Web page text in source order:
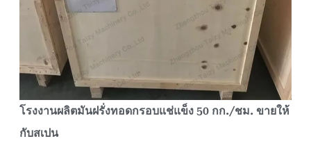
โรงงานผลิตมันฝรั่งทอดกรอบแช่แข็ง 50 กก./ชม. ขายให้
กับสเปน